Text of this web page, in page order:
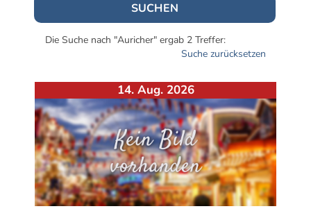
SUCHEN
Die Suche nach "Auricher" ergab 2 Treffer:
Suche zurücksetzen
14. Aug. 2026